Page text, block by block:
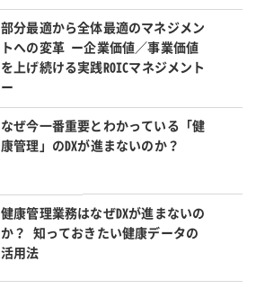
部分最適から全体最適のマネジメン
トへの変革 ー企業価値／事業価値
を上げ続ける実践ROICマネジメント
ー
なぜ今一番重要とわかっている「健
康管理」のDXが進まないのか？
健康管理業務はなぜDXが進まないの
か？ 知っておきたい健康データの
活用法